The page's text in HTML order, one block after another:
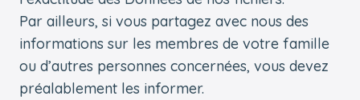
Par ailleurs, si vous partagez avec nous des
informations sur les membres de votre famille
ou d’autres personnes concernées, vous devez
préalablement les informer.